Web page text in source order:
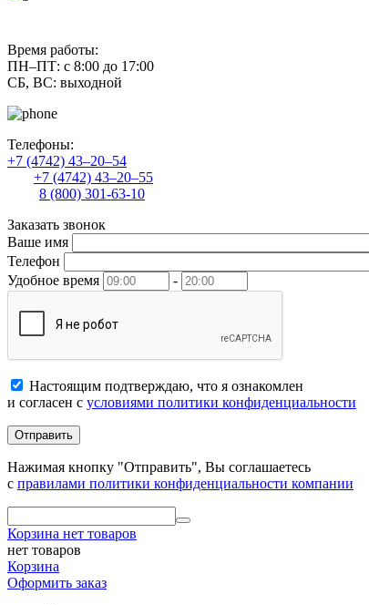
Время работы:
ПН–ПТ: с 8:00 до 17:00
СБ, ВС: выходной
Телефоны:
+7 (4742) 43–20–54
+7 (4742) 43–20–55
8 (800) 301-63-10
Заказать звонок
Ваше имя
Телефон
Удобное время
-
Настоящим подтверждаю, что я ознакомлен
и согласен с условиями политики конфиденциальности
Отправить
Нажимая кнопку "Отправить", Вы соглашаетесь
с правилами политики конфиденциальности компании
Корзина нет товаров
нет товаров
Корзина
Оформить заказ